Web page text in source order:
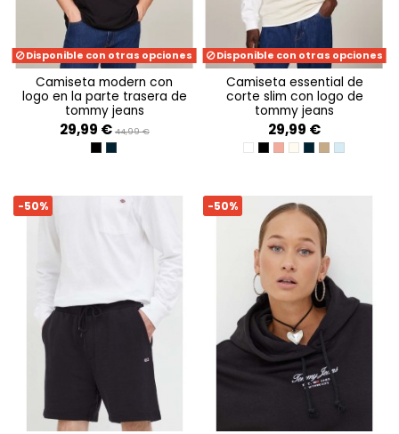
Disponible con otras opciones
camiseta modern con
logo en la parte trasera de
tommy jeans
29,99 € 44,99 €
BLACKDARK NIGHT NAVY
Disponible con otras opciones
camiseta essential de
corte slim con logo de
tommy jeans
29,99 €
WHITEBLACKTICKLED PINK
NEWSPRINT
DARK NIGHT
DRAB OLIVE
MODERATE
-50% -50%